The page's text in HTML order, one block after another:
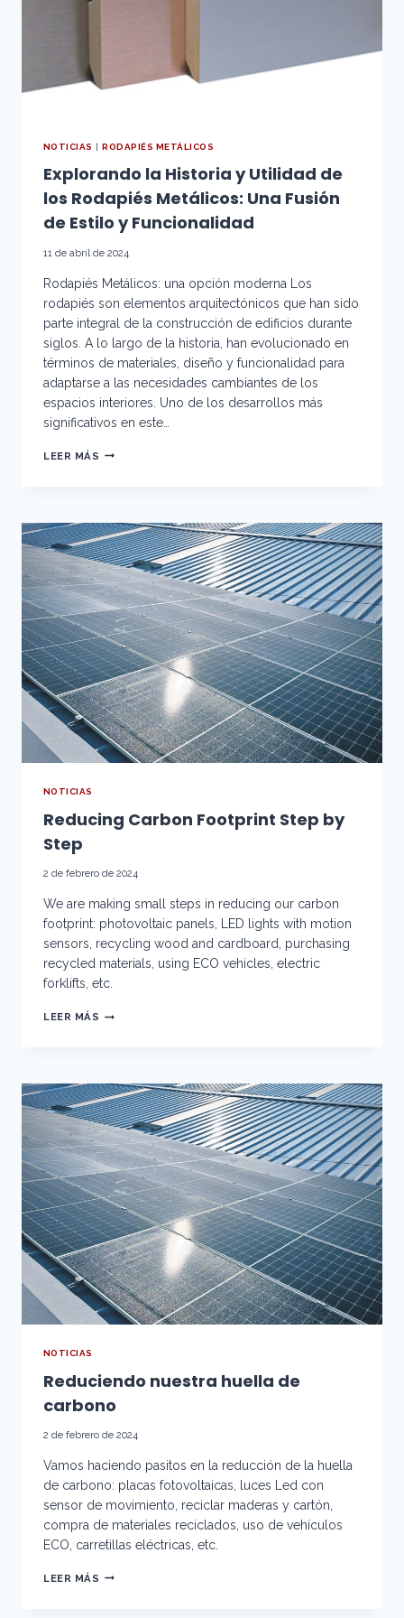
NOTICIAS |RODAPIÉS METÁLICOS
Explorando la Historia y Utilidad de
los Rodapiés Metálicos: Una Fusión
de Estilo y Funcionalidad
11 de abril de 2024
Rodapiés Metálicos: una opción moderna Los
rodapiés son elementos arquitectónicos que han sido
parte integral de la construcción de edificios durante
siglos. A lo largo de la historia, han evolucionado en
términos de materiales, diseño y funcionalidad para
adaptarse a las necesidades cambiantes de los
espacios interiores. Uno de los desarrollos más
significativos en este…
LEER MÁS EXPLORANDO
DE
LOS
RODAPIÉS
METÁLICOS:
UNA
FUSIÓN
DE
ESTILO
Y
FUNCIONALIDAD
NOTICIAS
Reducing Carbon Footprint Step by
Step
2 de febrero de 2024
We are making small steps in reducing our carbon
footprint: photovoltaic panels, LED lights with motion
sensors, recycling wood and cardboard, purchasing
recycled materials, using ECO vehicles, electric
forklifts, etc.
LEER MÁS REDUCING
STEP
NOTICIAS
Reduciendo nuestra huella de
carbono
2 de febrero de 2024
Vamos haciendo pasitos en la reducción de la huella
de carbono: placas fotovoltaicas, luces Led con
sensor de movimiento, reciclar maderas y cartón,
compra de materiales reciclados, uso de vehículos
ECO, carretillas eléctricas, etc.
LEER MÁS REDUCIENDO